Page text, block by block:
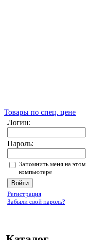
Товары по спец. цене
Логин:
Пароль:
Запомнить меня на этом
компьютере
Регистрация
Забыли свой пароль?